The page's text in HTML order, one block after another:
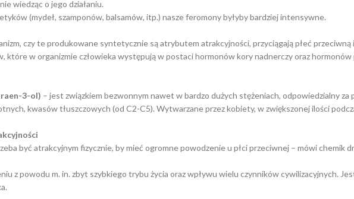
wiedząc o jego działaniu.
(mydeł, szamponów, balsamów, itp.) nasze feromony byłyby bardziej intensywne.
czy te produkowane syntetycznie są atrybutem atrakcyjności, przyciągają płeć przeciwną
które w organizmie człowieka występują w postaci hormonów kory nadnerczy oraz
3-ol) – jest związkiem bezwonnym nawet w bardzo dużych stężeniach, odpowiedzialny
kwasów tłuszczowych (od C2-C5). Wytwarzane przez kobiety, w zwiększonej ilości
być atrakcyjnym fizycznie, by mieć ogromne powodzenie u płci przeciwnej – mówi chemik
z powodu m. in. zbyt szybkiego trybu życia oraz wpływu wielu czynników cywilizacyjnych.